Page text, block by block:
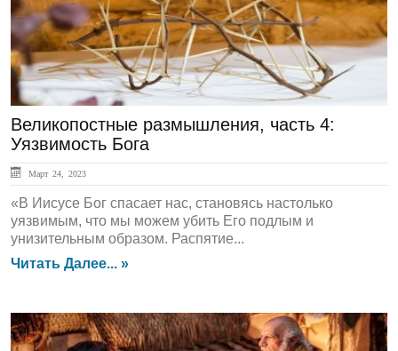
Великопостные размышления, часть 4:
Уязвимость Бога
Март 24, 2023
«В Иисусе Бог спасает нас, становясь настолько
уязвимым, что мы можем убить Его подлым и
унизительным образом. Распятие...
Читать Далее... »
Духовный Опыт